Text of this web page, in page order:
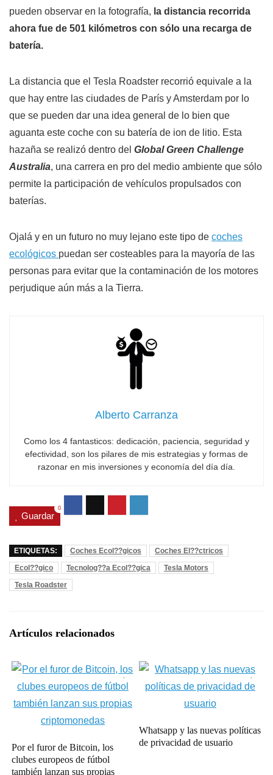
pueden observar en la fotografía, la distancia recorrida
ahora fue de 501 kilómetros con sólo una recarga de
batería.
La distancia que el Tesla Roadster recorrió equivale a la
que hay entre las ciudades de París y Amsterdam por lo
que se pueden dar una idea general de lo bien que
aguanta este coche con su batería de ion de litio. Esta
hazaña se realizó dentro del Global Green Challenge
Australia, una carrera en pro del medio ambiente que sólo
permite la participación de vehículos propulsados con
baterías.
Ojalá y en un futuro no muy lejano este tipo de coches
ecológicos puedan ser costeables para la mayoría de las
personas para evitar que la contaminación de los motores
perjudique aún más a la Tierra.
Alberto Carranza
Como los 4 fantasticos: dedicación, paciencia, seguridad y
efectividad, son los pilares de mis estrategias y formas de
razonar en mis inversiones y economía del día día.
Guardar
0
ETIQUETAS: Coches Ecol??gicos
Coches El??ctricos
Ecol??gico
Tecnolog??a Ecol??gica
Tesla Motors
Tesla Roadster
Artículos relacionados
Por el furor de Bitcoin, los
clubes europeos de fútbol
también lanzan sus propias
Whatsapp y las nuevas políticas
de privacidad de usuario